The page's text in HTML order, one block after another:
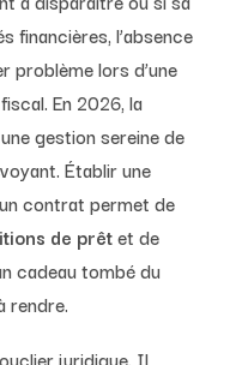
l’absence
lors d’une
En 2026, la
gestion sereine de
Établir une
contrat permet de
de prêtet de
cadeau tombé du
rendre.
juridique. Il